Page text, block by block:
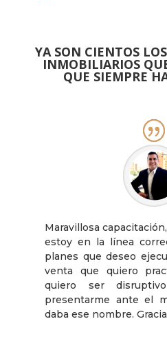
YA SON CIENTOS
INMOBILIARIOS
QUE SIEMPRE
Maravillosa
estoy en la línea
planes que deseo
venta que quiero
quiero ser
presentarme ante el
daba ese nombre.